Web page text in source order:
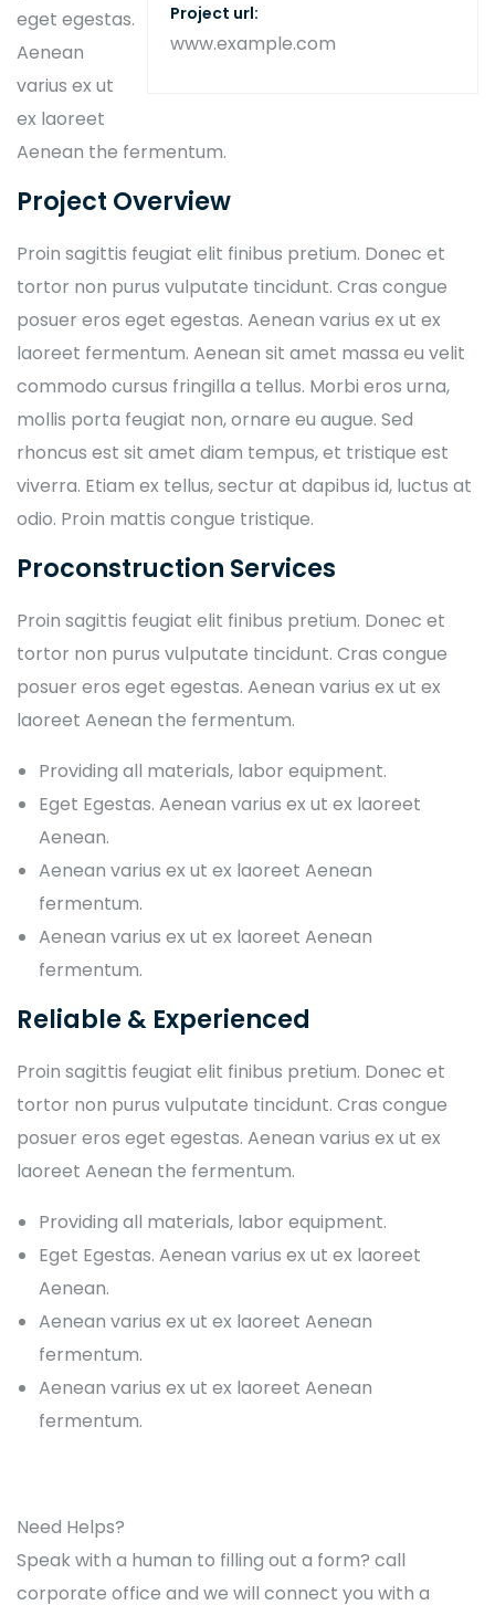
Project url:
www.example.com
eget egestas.
Aenean
varius ex ut
ex laoreet
Aenean the fermentum.
Project Overview
Proin sagittis feugiat elit finibus pretium. Donec et
tortor non purus vulputate tincidunt. Cras congue
posuer eros eget egestas. Aenean varius ex ut ex
laoreet fermentum. Aenean sit amet massa eu velit
commodo cursus fringilla a tellus. Morbi eros urna,
mollis porta feugiat non, ornare eu augue. Sed
rhoncus est sit amet diam tempus, et tristique est
viverra. Etiam ex tellus, sectur at dapibus id, luctus at
odio. Proin mattis congue tristique.
Proconstruction Services
Proin sagittis feugiat elit finibus pretium. Donec et
tortor non purus vulputate tincidunt. Cras congue
posuer eros eget egestas. Aenean varius ex ut ex
laoreet Aenean the fermentum.
Providing all materials, labor equipment.
Eget Egestas. Aenean varius ex ut ex laoreet
Aenean.
Aenean varius ex ut ex laoreet Aenean
fermentum.
Aenean varius ex ut ex laoreet Aenean
fermentum.
Reliable & Experienced
Proin sagittis feugiat elit finibus pretium. Donec et
tortor non purus vulputate tincidunt. Cras congue
posuer eros eget egestas. Aenean varius ex ut ex
laoreet Aenean the fermentum.
Providing all materials, labor equipment.
Eget Egestas. Aenean varius ex ut ex laoreet
Aenean.
Aenean varius ex ut ex laoreet Aenean
fermentum.
Aenean varius ex ut ex laoreet Aenean
fermentum.
Need Helps?
Speak with a human to filling out a form? call
corporate office and we will connect you with a